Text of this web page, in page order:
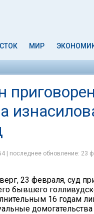
МИР
| последнее обновление: 23
23 февраля, суд
бывшего
16 годам
домогательства